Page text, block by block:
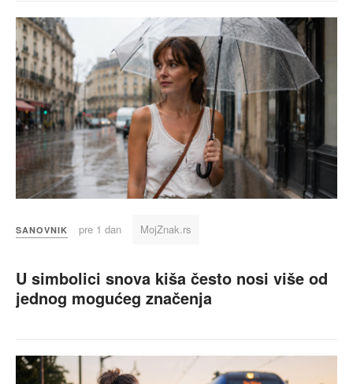
SANOVNIK pre 1 dan MojZnak.rs
U simbolici snova kiša često nosi više od
jednog mogućeg značenja